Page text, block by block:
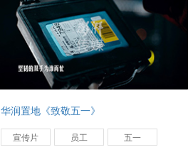
华润置地《致敬五一》
宣传片 员工 五一